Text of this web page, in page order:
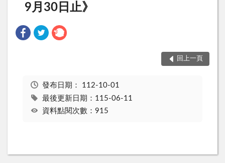
9月30日止》
回上一頁
發布日期： 112-10-01
最後更新日期：115-06-11
資料點閱次數：915